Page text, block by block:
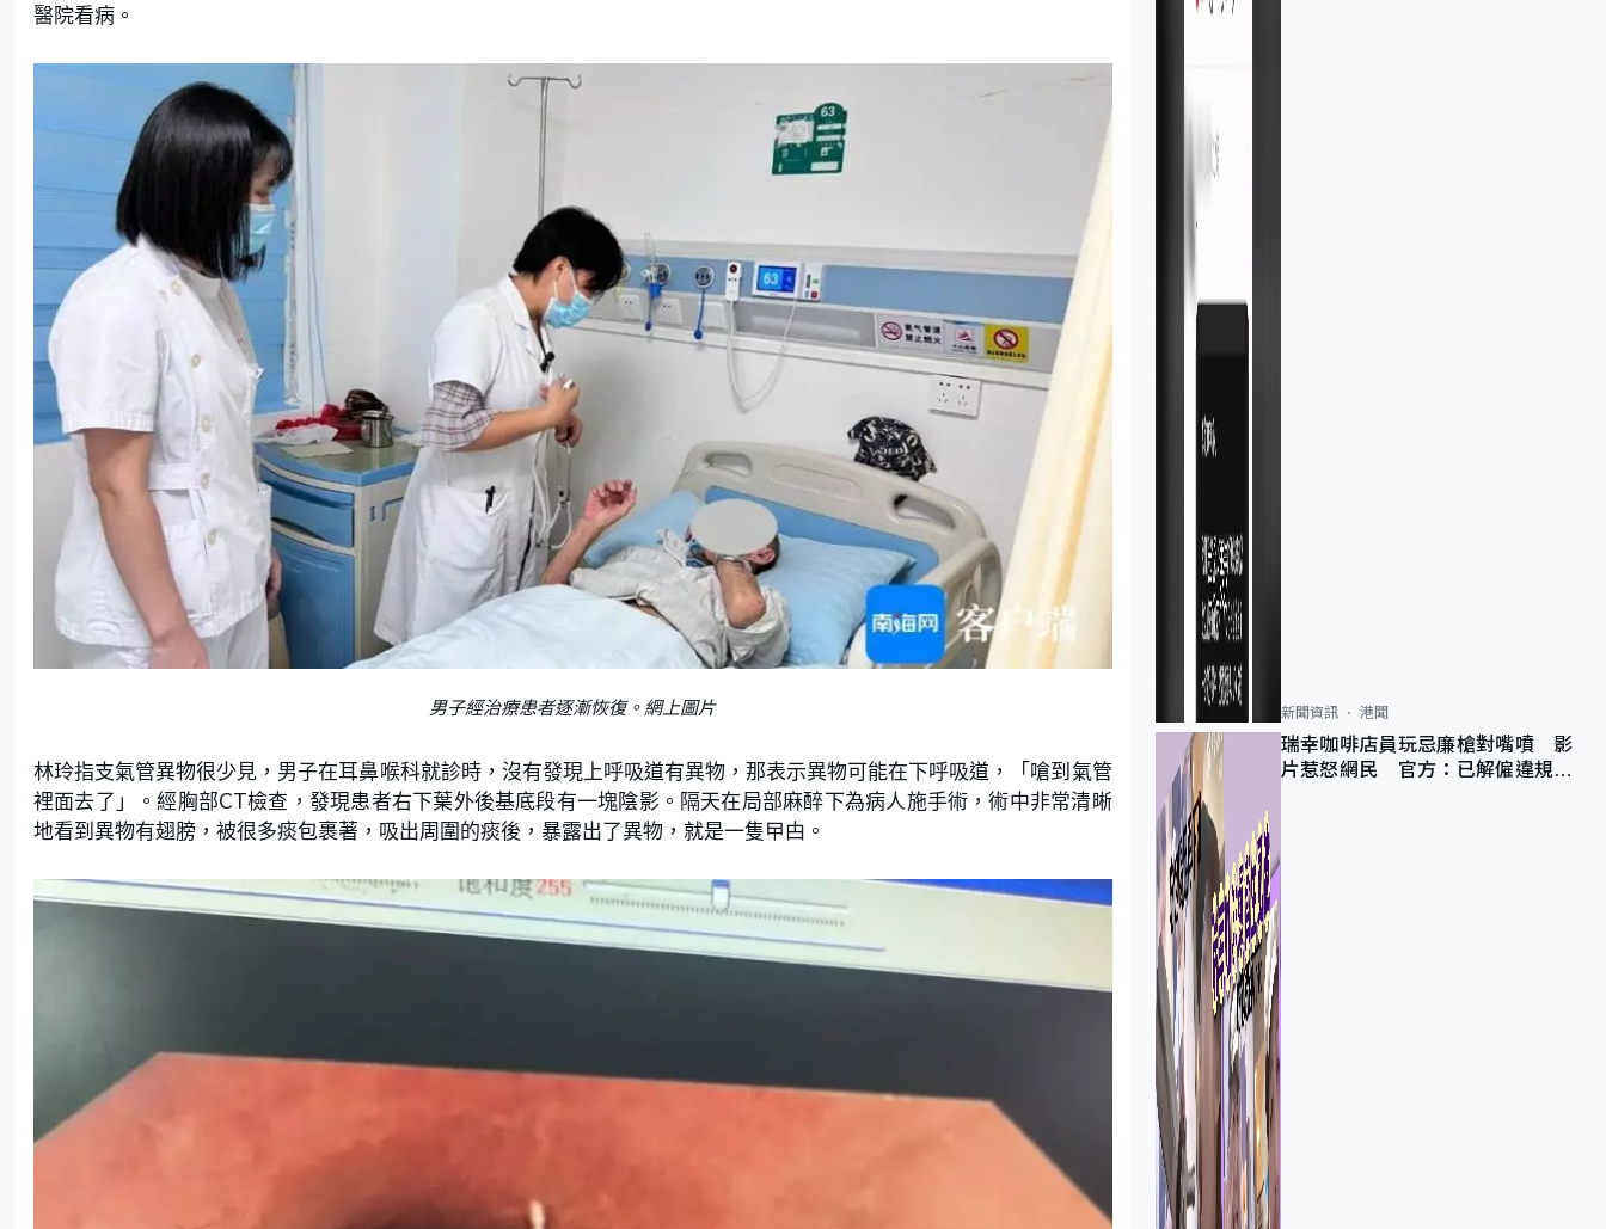
醫院看病。
男子經治療患者逐漸恢復。網上圖片
林玲指支氣管異物很少見，男子在耳鼻喉科就診時，沒有發現上呼吸道有異物，那表示異物可能在下呼吸道，「嗆到氣管
裡面去了」。經胸部CT檢查，發現患者右下葉外後基底段有一塊陰影。隔天在局部麻醉下為病人施手術，術中非常清晰
地看到異物有翅膀，被很多痰包裹著，吸出周圍的痰後，暴露出了異物，就是一隻曱甴。
新聞資訊 港聞
瑞幸咖啡店員玩忌廉槍對嘴噴 影
片惹怒網民 官方：已解僱違規員